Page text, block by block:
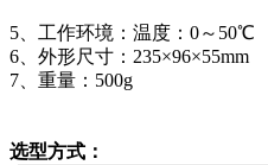
5、工作环境：温度：0～
6、外形尺寸：235×96×55mm
7、重量：500g
选型方式：